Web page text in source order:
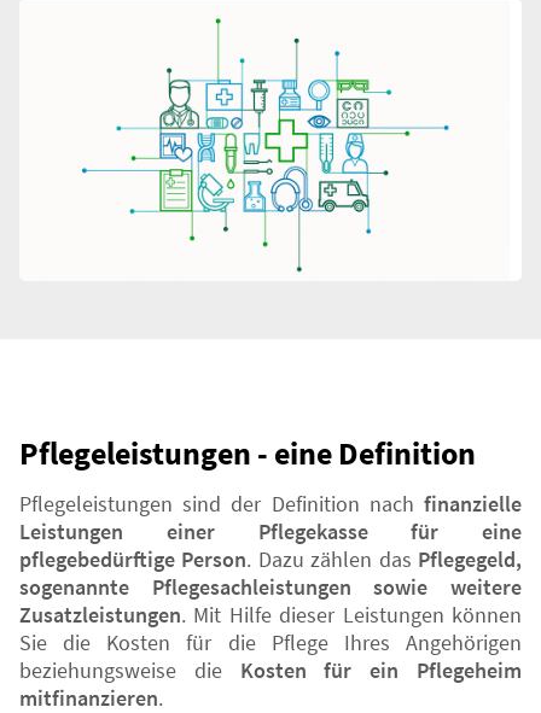
Pflegeleistungen - eine Definition
Pflegeleistungen sind der Definition nach finanzielle
Leistungen einer Pflegekasse für eine
pflegebedürftige Person. Dazu zählen das Pflegegeld,
sogenannte Pflegesachleistungen sowie weitere
Zusatzleistungen. Mit Hilfe dieser Leistungen können
Sie die Kosten für die Pflege Ihres Angehörigen
beziehungsweise die Kosten für ein Pflegeheim
mitfinanzieren.